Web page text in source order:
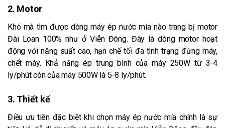
2. Motor
Khó mà tìm được dòng máy ép nước mía nào trang bị motor
Đài Loan 100% như ở Viễn Đông. Đây là dòng motor hoạt
động với năng suất cao, hạn chế tối đa tình trạng đứng máy,
chết máy. Khả năng ép trung bình của máy 250W từ 3-4
ly/phút còn của máy 500W là 5-8 ly/phút.
3. Thiết kế
Điều ưu tiên đặc biệt khi chọn máy ép nước mía chính là sự